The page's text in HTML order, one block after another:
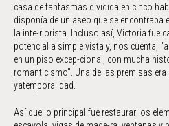
casa de fantasmas dividida en cinco
disponía de un aseo que se encontraba
la inte-riorista. Incluso así, Victoria fue
potencial a simple vista y, nos cuenta,
en un piso excep-cional, con mucha
romanticismo". Una de las premisas
yatemporalidad.
Así que lo principal fue restaurar los